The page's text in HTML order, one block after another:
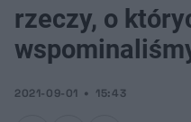
rzeczy, o
2021-09-01 15:43